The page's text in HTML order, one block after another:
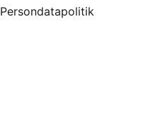
Persondatapolitik